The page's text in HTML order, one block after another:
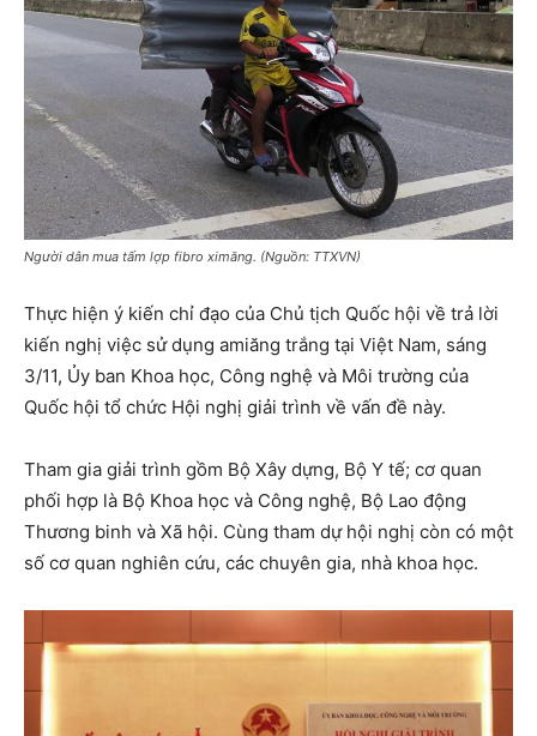
Người dân mua tấm lợp fibro ximăng. (Nguồn: TTXVN)
Thực hiện ý kiến chỉ đạo của Chủ tịch Quốc hội về trả lời
kiến nghị việc sử dụng amiăng trắng tại Việt Nam, sáng
3/11, Ủy ban Khoa học, Công nghệ và Môi trường của
Quốc hội tổ chức Hội nghị giải trình về vấn đề này.
Tham gia giải trình gồm Bộ Xây dựng, Bộ Y tế; cơ quan
phối hợp là Bộ Khoa học và Công nghệ, Bộ Lao động
Thương binh và Xã hội. Cùng tham dự hội nghị còn có một
số cơ quan nghiên cứu, các chuyên gia, nhà khoa học.